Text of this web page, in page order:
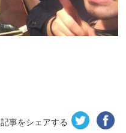
記事をシェアする